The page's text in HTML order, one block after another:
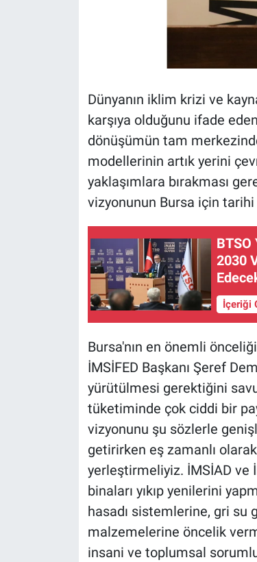
Dünyanın iklim krizi ve
karşıya olduğunu ifade
dönüşümün tam
modellerinin artık yerini
yaklaşımlara bırakması
vizyonunun Bursa için
BTSO
2030
İçeriği
Bursa'nın en önemli
İMSİFED Başkanı Şeref
yürütülmesi gerektiğini
tüketiminde çok ciddi bir
vizyonunu şu sözlerle
getirirken eş zamanlı
yerleştirmeliyiz. İMSİAD ve
binaları yıkıp yenilerini
hasadı sistemlerine, gri su
malzemelerine öncelik
insani ve toplumsal